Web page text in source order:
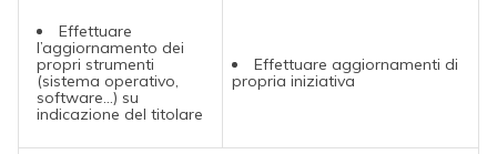
Effettuare
l’aggiornamento dei
propri strumenti
(sistema operativo,
software…) su
indicazione del titolare
Effettuare aggiornamenti di
propria iniziativa